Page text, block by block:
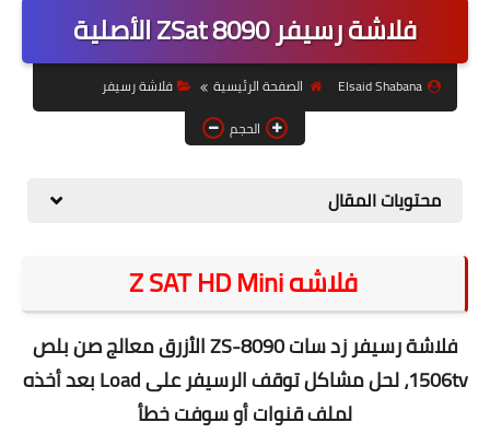
برامج وتطبيقات
حل مشاكل الهواتف الذكية
تحديث الرسيفرات
أدعية إسلامية
قصة وعبرة
حماية
أخبار وتكنولوجيا
فلاشة رسيفر ZSat 8090 الأصلية
Elsaid Shabana الصفحة الرئيسية
فلاشة رسيفر
الحجم
محتويات المقال
فلاشه Z SAT HD Mini
فلاشة رسيفر زد سات ZS-8090 الأزرق معالج صن بلص
1506tv، لحل مشاكل توقف الرسيفر على Load بعد أخذه
لملف قنوات أو سوفت خطأ